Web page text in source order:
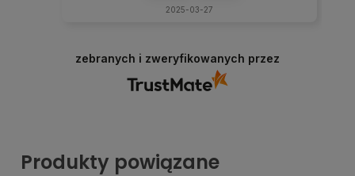
2025-03-27
zebranych i zweryfikowanych przez
Produkty powiązane